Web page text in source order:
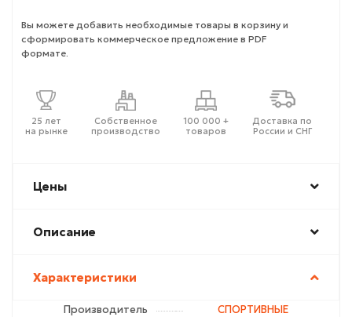
Вы можете добавить необходимые товары в корзину и
сформировать коммерческое предложение в PDF
формате.
25 лет
на рынке
Собственное
производство
100 000 +
товаров
Доставка по
России и СНГ
Цены
Описание
Характеристики
Производитель
СПОРТИВНЫЕ